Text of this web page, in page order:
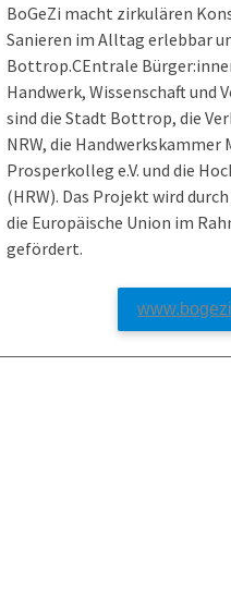
BoGeZi macht zirkulären
Sanieren im Alltag erlebbar
Bottrop.CEntrale
Handwerk, Wissenschaft und
sind die Stadt Bottrop, die
NRW, die Handwerkskammer
Prosperkolleg e.V. und die
(HRW). Das Projekt wird
die Europäische Union im
gefördert.